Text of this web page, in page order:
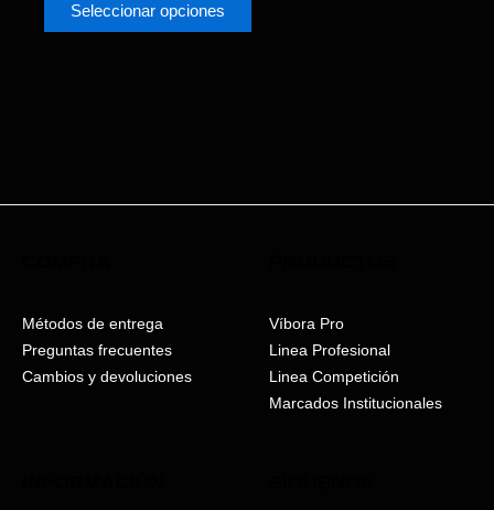
Seleccionar opciones
de
Métodos de entrega
Preguntas frecuentes
Cambios y devoluciones
Víbora Pro
Linea Profesional
Linea Competición
Marcados Institucionales